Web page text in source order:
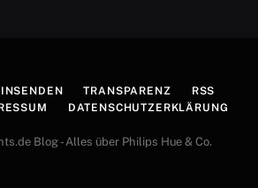
TRANSPARENZ
RSS
DATENSCHUTZERKLÄRUNG
Blog - Alles über Philips Hue & Co.